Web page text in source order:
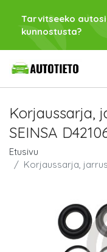
Tarvitseeko autosi
kunnostusta?
Korjaussarja,
SEINSA
Etusivu
Korjaussarja,